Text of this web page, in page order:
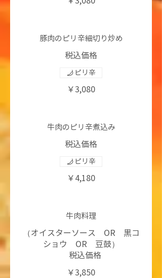
豚肉のピリ辛細切り炒め
税込価格
￥3,080
ピリ辛
牛肉のピリ辛煮込み
税込価格
￥4,180
ピリ辛
牛肉料理
（オイスターソース OR 黒コ
ショウ OR 豆鼓）
税込価格
￥3,850